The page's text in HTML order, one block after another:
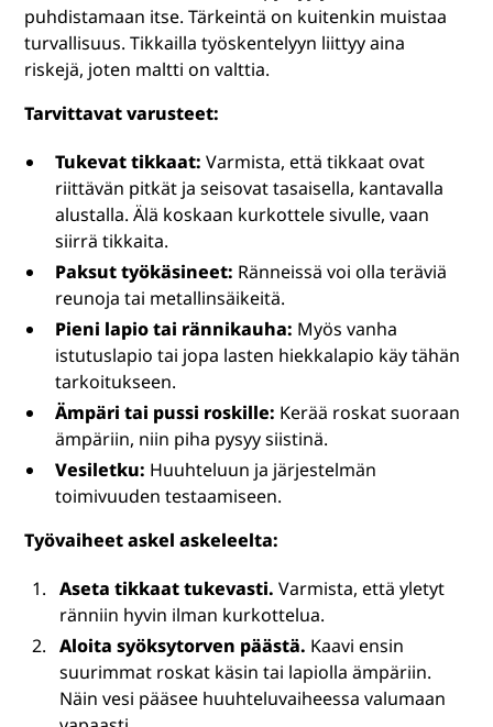
puhdistamaan itse. Tärkeintä on kuitenkin muistaa
turvallisuus. Tikkailla työskentelyyn liittyy aina
riskejä, joten maltti on valttia.
Tarvittavat varusteet:
Tukevat tikkaat: Varmista, että tikkaat ovat
riittävän pitkät ja seisovat tasaisella, kantavalla
alustalla. Älä koskaan kurkottele sivulle, vaan
siirrä tikkaita.
Paksut työkäsineet: Ränneissä voi olla teräviä
reunoja tai metallinsäikeitä.
Pieni lapio tai rännikauha: Myös vanha
istutuslapio tai jopa lasten hiekkalapio käy tähän
tarkoitukseen.
Ämpäri tai pussi roskille: Kerää roskat suoraan
ämpäriin, niin piha pysyy siistinä.
Vesiletku: Huuhteluun ja järjestelmän
toimivuuden testaamiseen.
Työvaiheet askel askeleelta:
Aseta tikkaat tukevasti. Varmista, että yletyt
ränniin hyvin ilman kurkottelua.
Aloita syöksytorven päästä. Kaavi ensin
suurimmat roskat käsin tai lapiolla ämpäriin.
Näin vesi pääsee huuhteluvaiheessa valumaan